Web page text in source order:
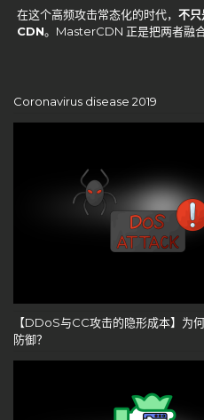
在这个高频攻击常态化的时代，不只
CDN。MasterCDN 正是把两者融合
Coronavirus disease 2019
【DDoS与CC攻击的隐形成本】为
防御？